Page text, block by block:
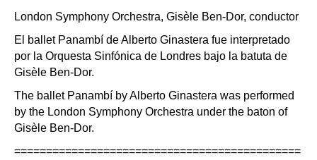
London Symphony Orchestra, Gisèle Ben-Dor, conductor
El ballet Panambí de Alberto Ginastera fue interpretado
por la Orquesta Sinfónica de Londres bajo la batuta de
Gisèle Ben-Dor.
The ballet Panambí by Alberto Ginastera was performed
by the London Symphony Orchestra under the baton of
Gisèle Ben-Dor.
=============================================